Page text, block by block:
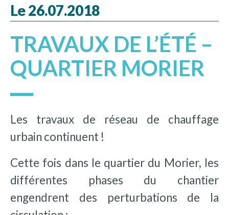
Le 26.07.2018
TRAVAUX DE L’ÉTÉ –
QUARTIER MORIER
Les travaux de réseau de chauffage
urbain continuent !
Cette fois dans le quartier du Morier, les
différentes phases du chantier
engendrent des perturbations de la